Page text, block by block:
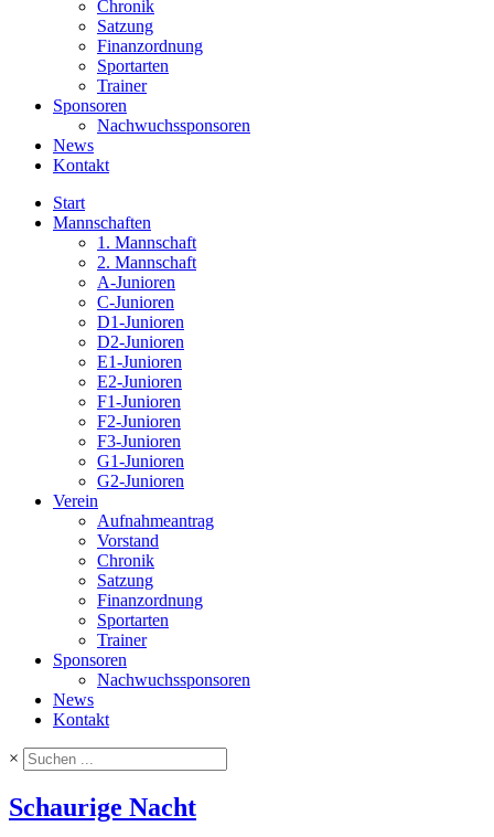
Chronik
Satzung
Finanzordnung
Sportarten
Trainer
Sponsoren
Nachwuchssponsoren
News
Kontakt
Start
Mannschaften
1. Mannschaft
2. Mannschaft
A-Junioren
C-Junioren
D1-Junioren
D2-Junioren
E1-Junioren
E2-Junioren
F1-Junioren
F2-Junioren
F3-Junioren
G1-Junioren
G2-Junioren
Verein
Aufnahmeantrag
Vorstand
Chronik
Satzung
Finanzordnung
Sportarten
Trainer
Sponsoren
Nachwuchssponsoren
News
Kontakt
×
Schaurige Nacht